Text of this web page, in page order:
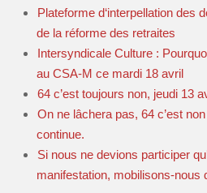
Plateforme d‘interpellation des
de la réforme des retraites
Intersyndicale Culture :
au CSA-M ce mardi 18 avril
64 c’est toujours non, jeudi 13
On ne lâchera pas, 64 c’est
continue.
Si nous ne devions participer
manifestation, mobilisons-nous